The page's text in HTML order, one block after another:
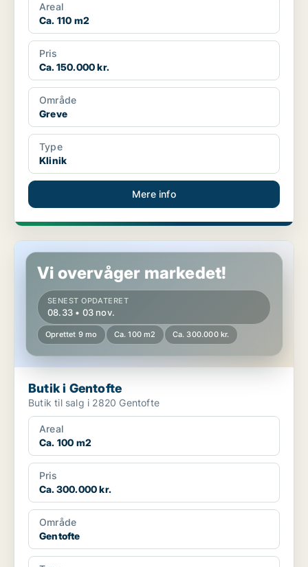
Areal
Ca. 110 m2
Pris
Ca. 150.000 kr.
Område
Greve
Type
Klinik
Mere info
Butik i Gentofte
Vi overvåger markedet!
SENEST OPDATERET
08.33 • 03 nov.
Oprettet 9 mo Ca. 100 m2 Ca. 300.000 kr.
Butik i Gentofte
Butik til salg i 2820 Gentofte
Areal
Ca. 100 m2
Pris
Ca. 300.000 kr.
Område
Gentofte